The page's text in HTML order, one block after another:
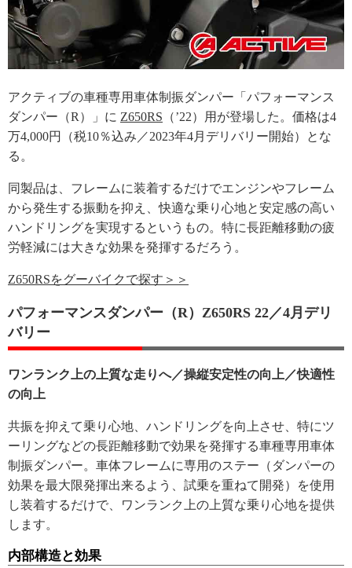
アクティブの車種専用車体制振ダンパー「パフォーマンス
ダンパー（R）」に Z650RS （’22）用が登場した。価格は4
万4,000円（税10％込み／2023年4月デリバリー開始）とな
る。
同製品は、フレームに装着するだけでエンジンやフレーム
から発生する振動を抑え、快適な乗り心地と安定感の高い
ハンドリングを実現するというもの。特に長距離移動の疲
労軽減には大きな効果を発揮するだろう。
Z650RSをグーバイクで探す＞＞
パフォーマンスダンパー（R）Z650RS 22／4月デリ
バリー
ワンランク上の上質な走りへ／操縦安定性の向上／快適性
の向上
共振を抑えて乗り心地、ハンドリングを向上させ、特にツ
ーリングなどの長距離移動で効果を発揮する車種専用車体
制振ダンパー。車体フレームに専用のステー（ダンパーの
効果を最大限発揮出来るよう、試乗を重ねて開発）を使用
し装着するだけで、ワンランク上の上質な乗り心地を提供
します。
内部構造と効果